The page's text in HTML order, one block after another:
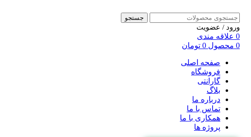
جستجو
ورود / عضویت
0 علاقه مندی
0 محصول 0 تومان
صفحه اصلی
فروشگاه
گارانتی
بلاگ
درباره ما
تماس با ما
همکاری با ما
پروژه ها